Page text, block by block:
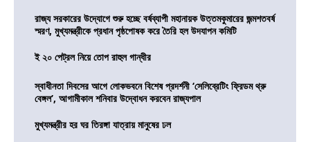
রাজ্য সরকারের উদ্যোগে শুরু হচ্ছে বর্ষব্যাপী মহানায়ক উত্তমকুমারের জন্মশতবর্ষ
স্মরণ, মুখ্যমন্ত্রীকে প্রধান পৃষ্ঠপোষক করে তৈরি হল উদযাপন কমিটি
ই ২০ পেট্রল নিয়ে তোপ রাহুল গান্ধীর
স্বাধীনতা দিবসের আগে লোকভবনে বিশেষ প্রদর্শনী ‘সেলিব্রেটিং ফ্রিডম থ্রু
বেঙ্গল’, আগামীকাল শনিবার উদ্বোধন করবেন রাজ্যপাল
মুখ্যমন্ত্রীর হর ঘর তিরঙ্গা যাত্রায় মানুষের ঢল